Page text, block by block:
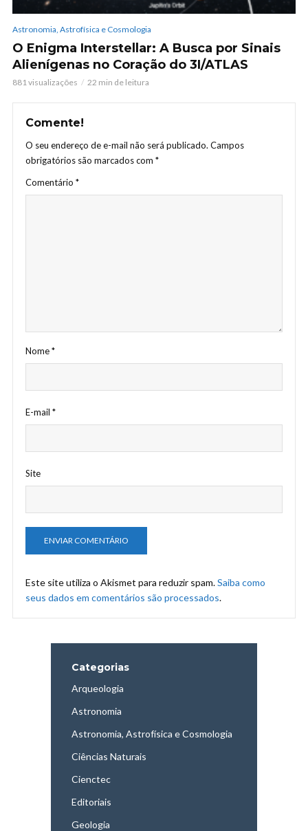
Astronomia, Astrofísica e Cosmologia
O Enigma Interstellar: A Busca por Sinais
Alienígenas no Coração do 3I/ATLAS
881 visualizações 22 min de leitura
Comente!
O seu endereço de e-mail não será publicado. Campos
obrigatórios são marcados com *
Comentário *
Nome*
E-mail *
Site
Este site utiliza o Akismet para reduzir spam.Saiba como
seus dados em comentários são processados.
Categorias
Arqueologia
Astronomia
Astronomia, Astrofísica e Cosmologia
Ciências Naturais
Cienctec
Editoriais
Geologia